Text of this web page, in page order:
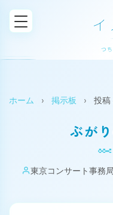
つ
ホーム › 掲示板 › 投稿
ぶが
東京コンサート事務局